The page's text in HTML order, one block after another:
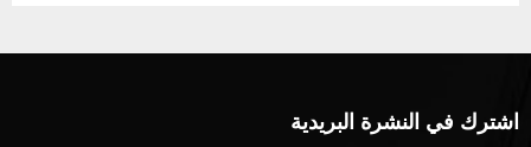
اشترك في النشرة البريدية